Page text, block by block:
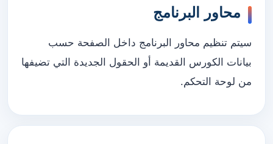
محاور البرنامج
سيتم تنظيم محاور البرنامج داخل الصفحة حسب
بيانات الكورس القديمة أو الحقول الجديدة التي تضيفها
من لوحة التحكم.